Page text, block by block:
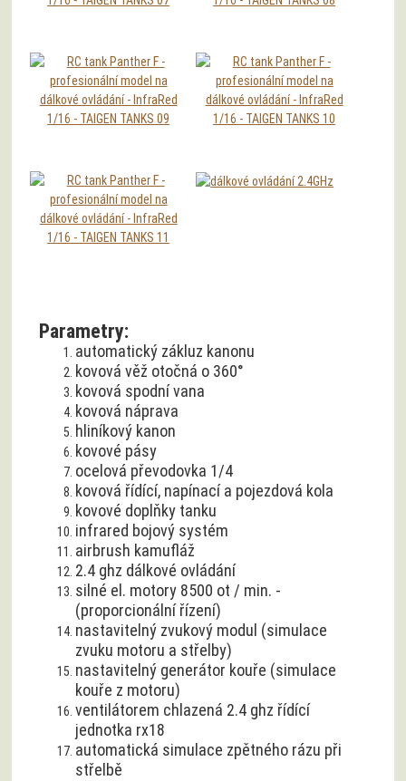
Parametry:
automatický zákluz kanonu
kovová věž otočná o 360°
kovová spodní vana
kovová náprava
hliníkový kanon
kovové pásy
ocelová převodovka 1/4
kovová řídící, napínací a pojezdová kola
kovové doplňky tanku
infrared bojový systém
airbrush kamufláž
2.4 ghz dálkové ovládání
silné el. motory 8500 ot / min. -
(proporcionální řízení)
nastavitelný zvukový modul (simulace
zvuku motoru a střelby)
nastavitelný generátor kouře (simulace
kouře z motoru)
ventilátorem chlazená 2.4 ghz řídící
jednotka rx18
automatická simulace zpětného rázu při
střelbě